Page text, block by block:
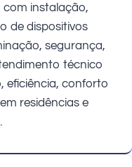
instalação,
de dispositivos
segurança,
técnico
eficiência, conforto
residências e